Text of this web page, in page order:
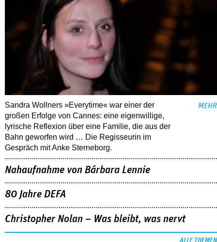
Sandra Wollners »Everytime« war einer der
großen Erfolge von Cannes: eine eigenwillige,
lyrische Reflexion über eine ­Familie, die aus der
Bahn geworfen wird … Die Regisseurin im
Gespräch mit Anke Sterneborg.
MEHR
Nahaufnahme von Bárbara Lennie
80 Jahre DEFA
Christopher Nolan – Was bleibt, was nervt
ALLE THEMEN